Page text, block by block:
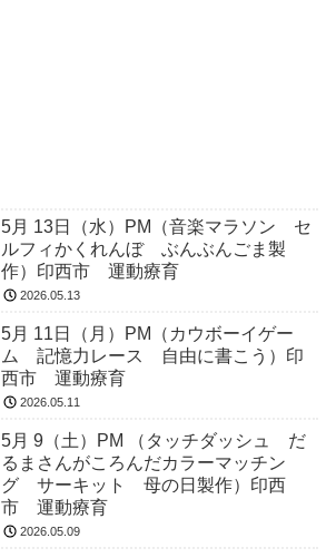
5月 13日（水）PM（音楽マラソン セ
ルフィかくれんぼ ぶんぶんごま製
作）印西市 運動療育
2026.05.13
5月 11日（月）PM（カウボーイゲー
ム 記憶力レース 自由に書こう）印
西市 運動療育
2026.05.11
5月 9（土）PM （タッチダッシュ だ
るまさんがころんだカラーマッチン
グ サーキット 母の日製作）印西
市 運動療育
2026.05.09